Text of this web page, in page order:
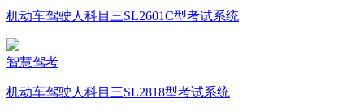
机动车驾驶人科目三SL2601C型考试系统
智慧驾考
机动车驾驶人科目三SL2818型考试系统